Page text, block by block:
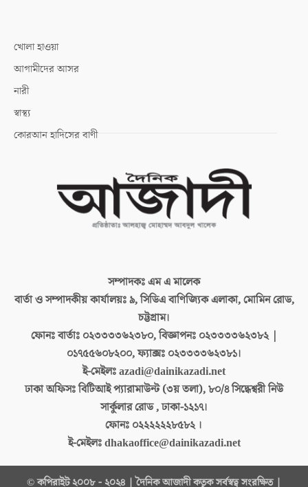
খোলা হাওয়া
আগামীদের আসর
নারী
স্বাস্থ্য
কোরআন হাদিসের বাণী
সম্পাদকঃএম এ মালেক
বার্তা ও সম্পাদকীয় কার্যালয়ঃ৯, সিডিএ বাণিজ্যিক এলাকা, মোমিন রোড,
চট্টগ্রাম।
ফোনঃ বার্তাঃ ০২৩৩৩৩৬২৩৮০, বিজ্ঞাপনঃ ০২৩৩৩৩৬২৩৮২ |
০১৭৫৫৬০৮২০০, ফ্যাক্সঃ ০২৩৩৩৩৬২৩৮১।
ই-মেইলঃazadi@dainikazadi.net
ঢাকা অফিসঃবিটিআই প্যারামাউন্ট (৩য় তলা), ৮০/৪ সিদ্ধেশ্বরী নিউ
সার্কুলার রোড , ঢাকা-১২১৭।
ফোনঃ ০২২২২২২৮৫৮২ ।
ই-মেইলঃdhakaoffice@dainikazadi.net
© কপিরাইট ২০০৮ - ২০২৪ | দৈনিক আজাদী কতৃক সর্বস্বত্ব সংরক্ষিত |